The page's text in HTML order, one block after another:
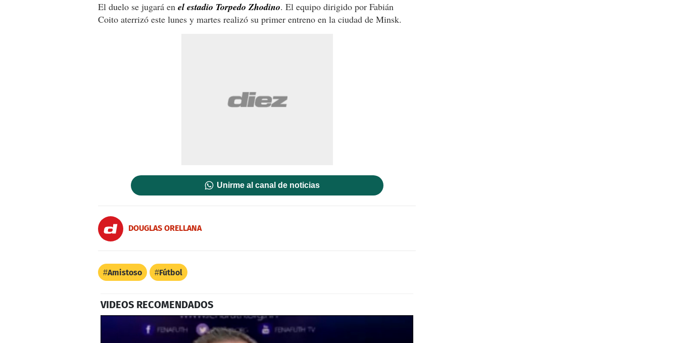
El duelo se jugará en el estadio Torpedo Zhodino. El equipo dirigido por Fabián
Coito aterrizó este lunes y martes realizó su primer entreno en la ciudad de Minsk.
Unirme al canal de noticias
DOUGLAS ORELLANA
Amistoso Fútbol
VIDEOS RECOMENDADOS